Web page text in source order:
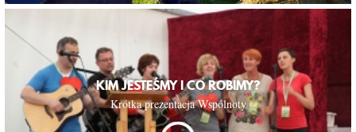
KIM JESTEŚMY I CO ROBIMY?
Krótka prezentacja Wspólnoty